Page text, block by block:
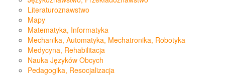
Literaturoznawstwo
Mapy
Matematyka, Informatyka
Mechanika, Automatyka, Mechatronika, Robotyka
Medycyna, Rehabilitacja
Nauka Języków Obcych
Pedagogika, Resocjalizacja